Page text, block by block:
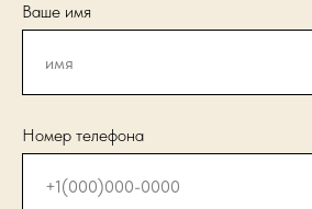
Ваше имя
Номер телефона